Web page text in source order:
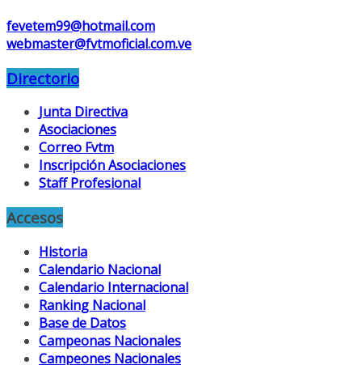
fevetem99@hotmail.com
webmaster@fvtmoficial.com.ve
Directorio
Junta Directiva
Asociaciones
Correo Fvtm
Inscripción Asociaciones
Staff Profesional
Accesos
Historia
Calendario Nacional
Calendario Internacional
Ranking Nacional
Base de Datos
Campeonas Nacionales
Campeones Nacionales